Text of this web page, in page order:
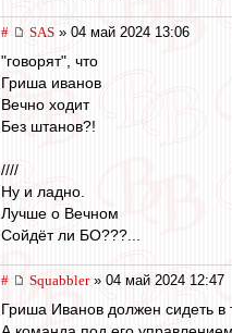
# SAS » 04 май 2024 13:06
"говорят", что
Гриша иванов
Вечно ходит
Без штанов?!
////
Ну и ладно.
Лучше о Вечном
Сойдёт ли БО???...
# Squabbler» 04 май 2024 12:47
Гриша Иванов должен сидеть в